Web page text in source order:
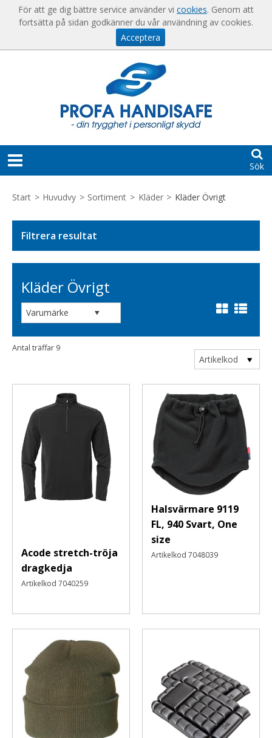
För att ge dig bättre service använder vi cookies. Genom att
fortsätta på sidan godkänner du vår användning av cookies.
Acceptera
Sök
För
nya
kunder
Mitt
Leverans
Betalning
Säkerhet
Cookies
KONTO
MITT
KONTO
LOGGA
Användarnamn
Lösenord
automatiskt
nästa
gång
Glömt
lösenord?
Skapa
nytt
konto
Start > Huvudvy > Sortiment > Kläder > Kläder Övrigt
Filtrera resultat
Kläder Övrigt
Antal träffar 9
Artikelkod
Acode stretch-tröja
dragkedja
Artikelkod 7040259
Halsvärmare 9119
FL, 940 Svart, One
size
Artikelkod 7048039
Visa varukorgen Till kassan